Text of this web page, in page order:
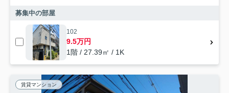
募集中の部屋
102
9.5万円
1階 / 27.39㎡ / 1K
賃貸マンション